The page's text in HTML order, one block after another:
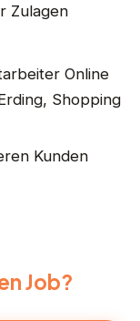
Zulagen
Online
Shopping
Kunden
Job?